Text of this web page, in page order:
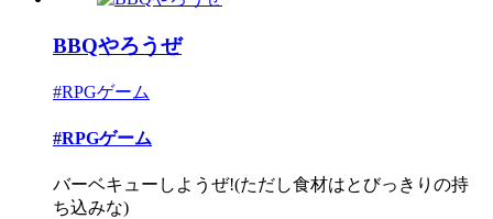
BBQやろうぜ
#RPGゲーム
#RPGゲーム
バーベキューしようぜ!(ただし食材はとびっきりの持
ち込みな)